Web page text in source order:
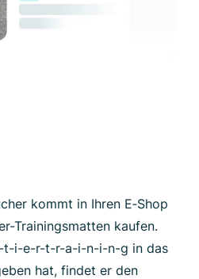
kommt in Ihren E‑Shop
Trainingsmatten kaufen.
t-i-e-r-t-r-a-i-n-i-n-g in das
hat, findet er den